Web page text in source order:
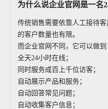
为什么说企业官网是一名
传统销售需要依靠人工接待
的客户数量也有限。
而企业官网不同，它可以做到
全天24小时在线；
同时服务成百上千位访客；
自动展示产品和服务；
自动回答常见问题；
自动收集客户信息；